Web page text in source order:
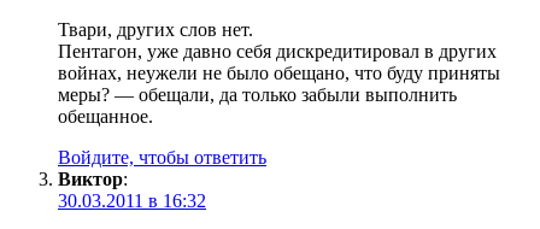
Твари, других слов нет.
Пентагон, уже давно себя дискредитировал в других
войнах, неужели не было обещано, что буду приняты
меры? — обещали, да только забыли выполнить
обещанное.
Войдите, чтобы ответить
Виктор:
30.03.2011 в 16:32